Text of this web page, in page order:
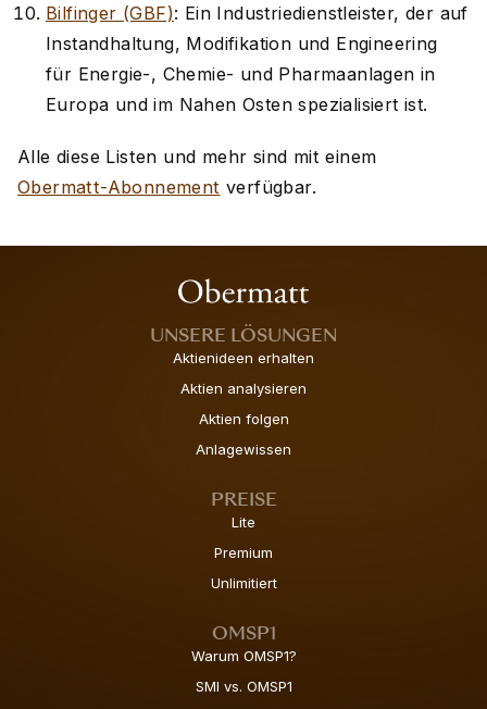
Bilfinger (GBF): Ein Industriedienstleister, der auf
Instandhaltung, Modifikation und Engineering
für Energie-, Chemie- und Pharmaanlagen in
Europa und im Nahen Osten spezialisiert ist.
Alle diese Listen und mehr sind mit einem
Obermatt-Abonnement verfügbar.
UNSERE LÖSUNGEN
Aktienideen erhalten
Aktien analysieren
Aktien folgen
Anlagewissen
PREISE
Lite
Premium
Unlimitiert
OMSP1
Warum OMSP1?
SMI vs. OMSP1